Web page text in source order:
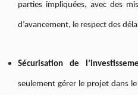
parties impliquées, avec des
d’avancement, le respect des
Sécurisation de
seulement gérer le projet dans